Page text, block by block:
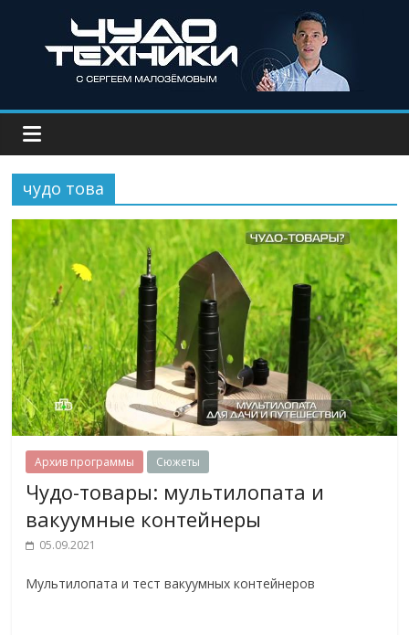
чудо това
Архив программы Сюжеты
Чудо-товары: мультилопата и
вакуумные контейнеры
05.09.2021
Мультилопата и тест вакуумных контейнеров